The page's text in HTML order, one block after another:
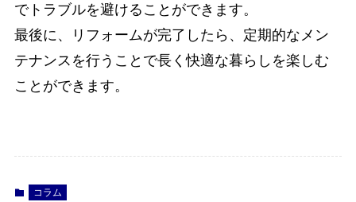
でトラブルを避けることができます。
最後に、リフォームが完了したら、定期的なメン
テナンスを行うことで長く快適な暮らしを楽しむ
ことができます。
コラム